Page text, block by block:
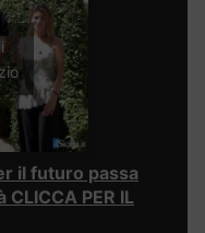
il futuro passa
PER IL